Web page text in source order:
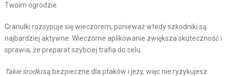
Twoim ogrodzie.
Granulki rozsypuje się wieczorem, ponieważ wtedy szkodniki są
najbardziej aktywne. Wieczorne aplikowanie zwiększa skuteczność i
sprawia, że preparat szybciej trafia do celu.
Takie środkisą bezpieczne dla ptaków i jeży, więc nie ryzykujesz